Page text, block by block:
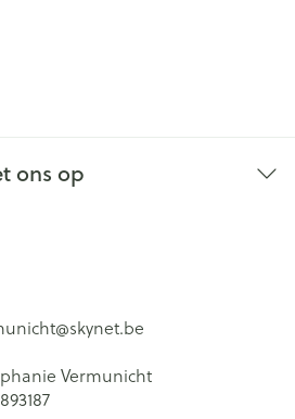
ons op
skynet.be
Vermunicht